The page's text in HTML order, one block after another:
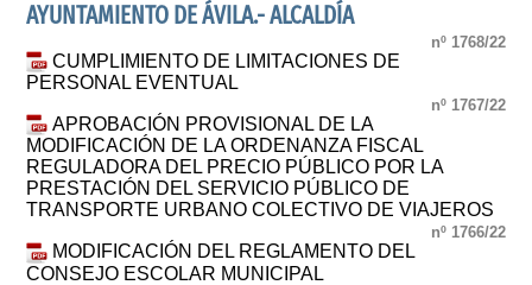
AYUNTAMIENTO DE ÁVILA.- ALCALDÍA
nº 1768/22
CUMPLIMIENTO DE LIMITACIONES DE
PERSONAL EVENTUAL
nº 1767/22
APROBACIÓN PROVISIONAL DE LA
MODIFICACIÓN DE LA ORDENANZA FISCAL
REGULADORA DEL PRECIO PÚBLICO POR LA
PRESTACIÓN DEL SERVICIO PÚBLICO DE
TRANSPORTE URBANO COLECTIVO DE VIAJEROS
nº 1766/22
MODIFICACIÓN DEL REGLAMENTO DEL
CONSEJO ESCOLAR MUNICIPAL